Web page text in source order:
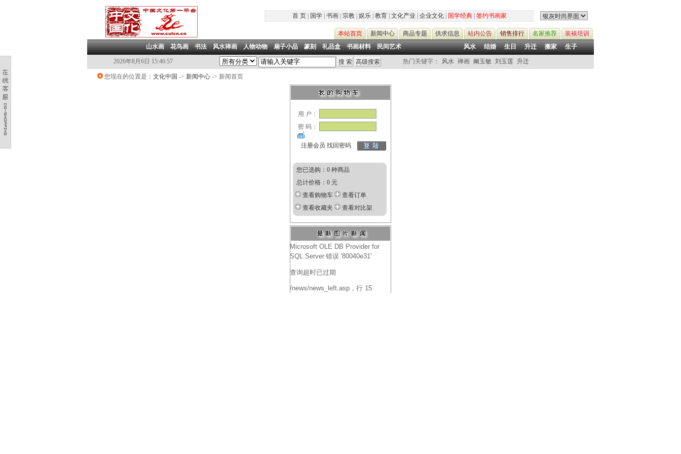
首 页| 国学| 书画| 宗教| 娱乐| 教育| 文化产业 企业文化| 国学经典| 签约书画家
本站首页 新闻中心 商品专题 供求信息 站内公告 销售排行 名家推荐
装裱培训
山水画|花鸟画|书法|风水禅画|人物动物|扇子小品|篆刻 |礼品盒|书画材料|民间艺术| 风水 结婚 生日 升迁 搬家 生子
2026年8月6日 15:46:58 热门关键字： 风水 禅画 阚玉敏 刘玉莲 升迁
您现在的位置是： 文化中国 -> 新闻中心 -> 新闻首页
用 户：
密 码：
注册会员 找回密码
您已选购：0 种商品
总计价格：0 元
查看购物车
查看订单
查看收藏夹
查看对比架
Microsoft OLE DB Provider for
SQL Server 错误 '80040e31'
查询超时已过期
/news/news_left.asp ，行 15